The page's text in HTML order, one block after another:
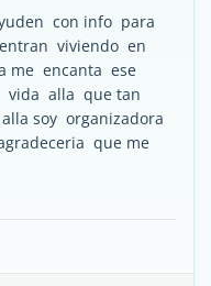
con info para
viviendo en
me encanta ese
vida alla que tan
soy organizadora
que me